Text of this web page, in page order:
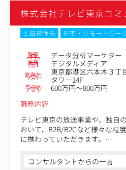
・Dクリニック：AGA/男性医療
・イースト駅前クリニック：ED/
発毛・抜け毛治療の“最前線”を
専門クリニック。
Ｄクリニックは1999年の開院以
患者様を治療してきました。
患者様一人ひとりに合わた副作
ナル処方を実現するため、
す。
【イースト駅前クリニックとは】
D・AGA治療・メディカルダイ
株式会社テレビ東京コミ
土日祝休み 在宅・リモートワー
職種 データ分析マーケター
業種 デジタルメディア
勤務地
東京都港区六本木３丁
タワー14F
年収例
600万円～800万円
職務内容
テレビ東京の放送事業や、独自
おいて、B2B/B2Cなど様々な粒
に携わっていただきます。
す。コンサルタントからの一言